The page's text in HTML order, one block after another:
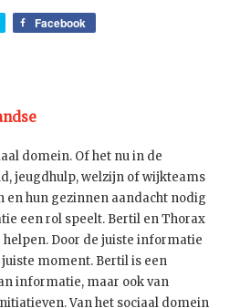
Facebook
domein. Of het nu in de
jeugdhulp, welzijn of wijkteams
en hun gezinnen aandacht nodig
een rol speelt. Bertil en Thorax
Door de juiste informatie
moment. Bertil is een
informatie, maar ook van
Van het sociaal domein